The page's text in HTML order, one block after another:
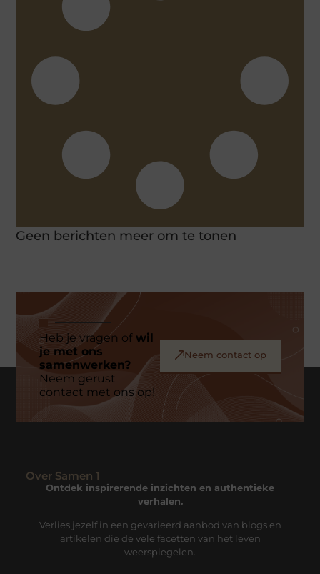
Geen berichten meer om te tonen
Heb je vragen ofwil
je met ons
samenwerken?
Neem gerust
contact met ons op!
Neem contact op
Over Samen 1
Ontdek inspirerende inzichten en authentieke
verhalen.
Verlies jezelf in een gevarieerd aanbod van blogs en
artikelen die de vele facetten van het leven
weerspiegelen.